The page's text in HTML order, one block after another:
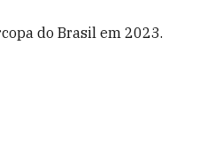
do Brasil em 2023.